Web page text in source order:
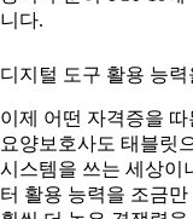
니다.
디지털 도구 활용 능
이제 어떤 자격증을
요양보호사도 태블릿
시스템을 쓰는 세상이
터 활용 능력을 조금